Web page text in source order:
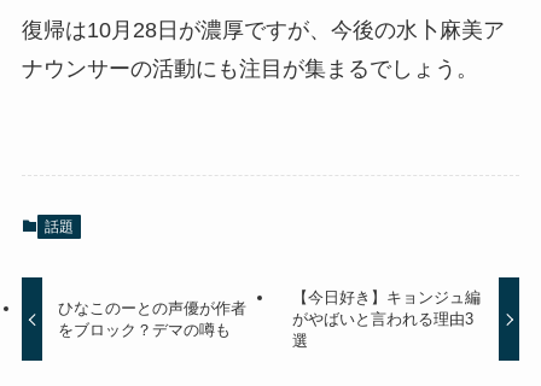
復帰は10月28日が濃厚ですが、今後の水卜麻美ア
ナウンサーの活動にも注目が集まるでしょう。
話題
ひなこのーとの声優が作者
をブロック？デマの噂も
【今日好き】キョンジュ編
がやばいと言われる理由3
選